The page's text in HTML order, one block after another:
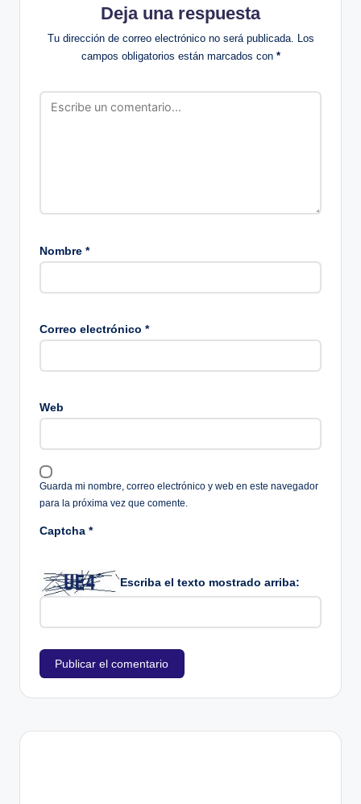
Deja una respuesta
Tu dirección de correo electrónico no será publicada.
Los
campos obligatorios están marcados con *
Nombre *
Correo electrónico *
Web
Guarda mi nombre, correo electrónico y web en este navegador
para la próxima vez que comente.
Captcha *
Escriba el texto mostrado arriba: